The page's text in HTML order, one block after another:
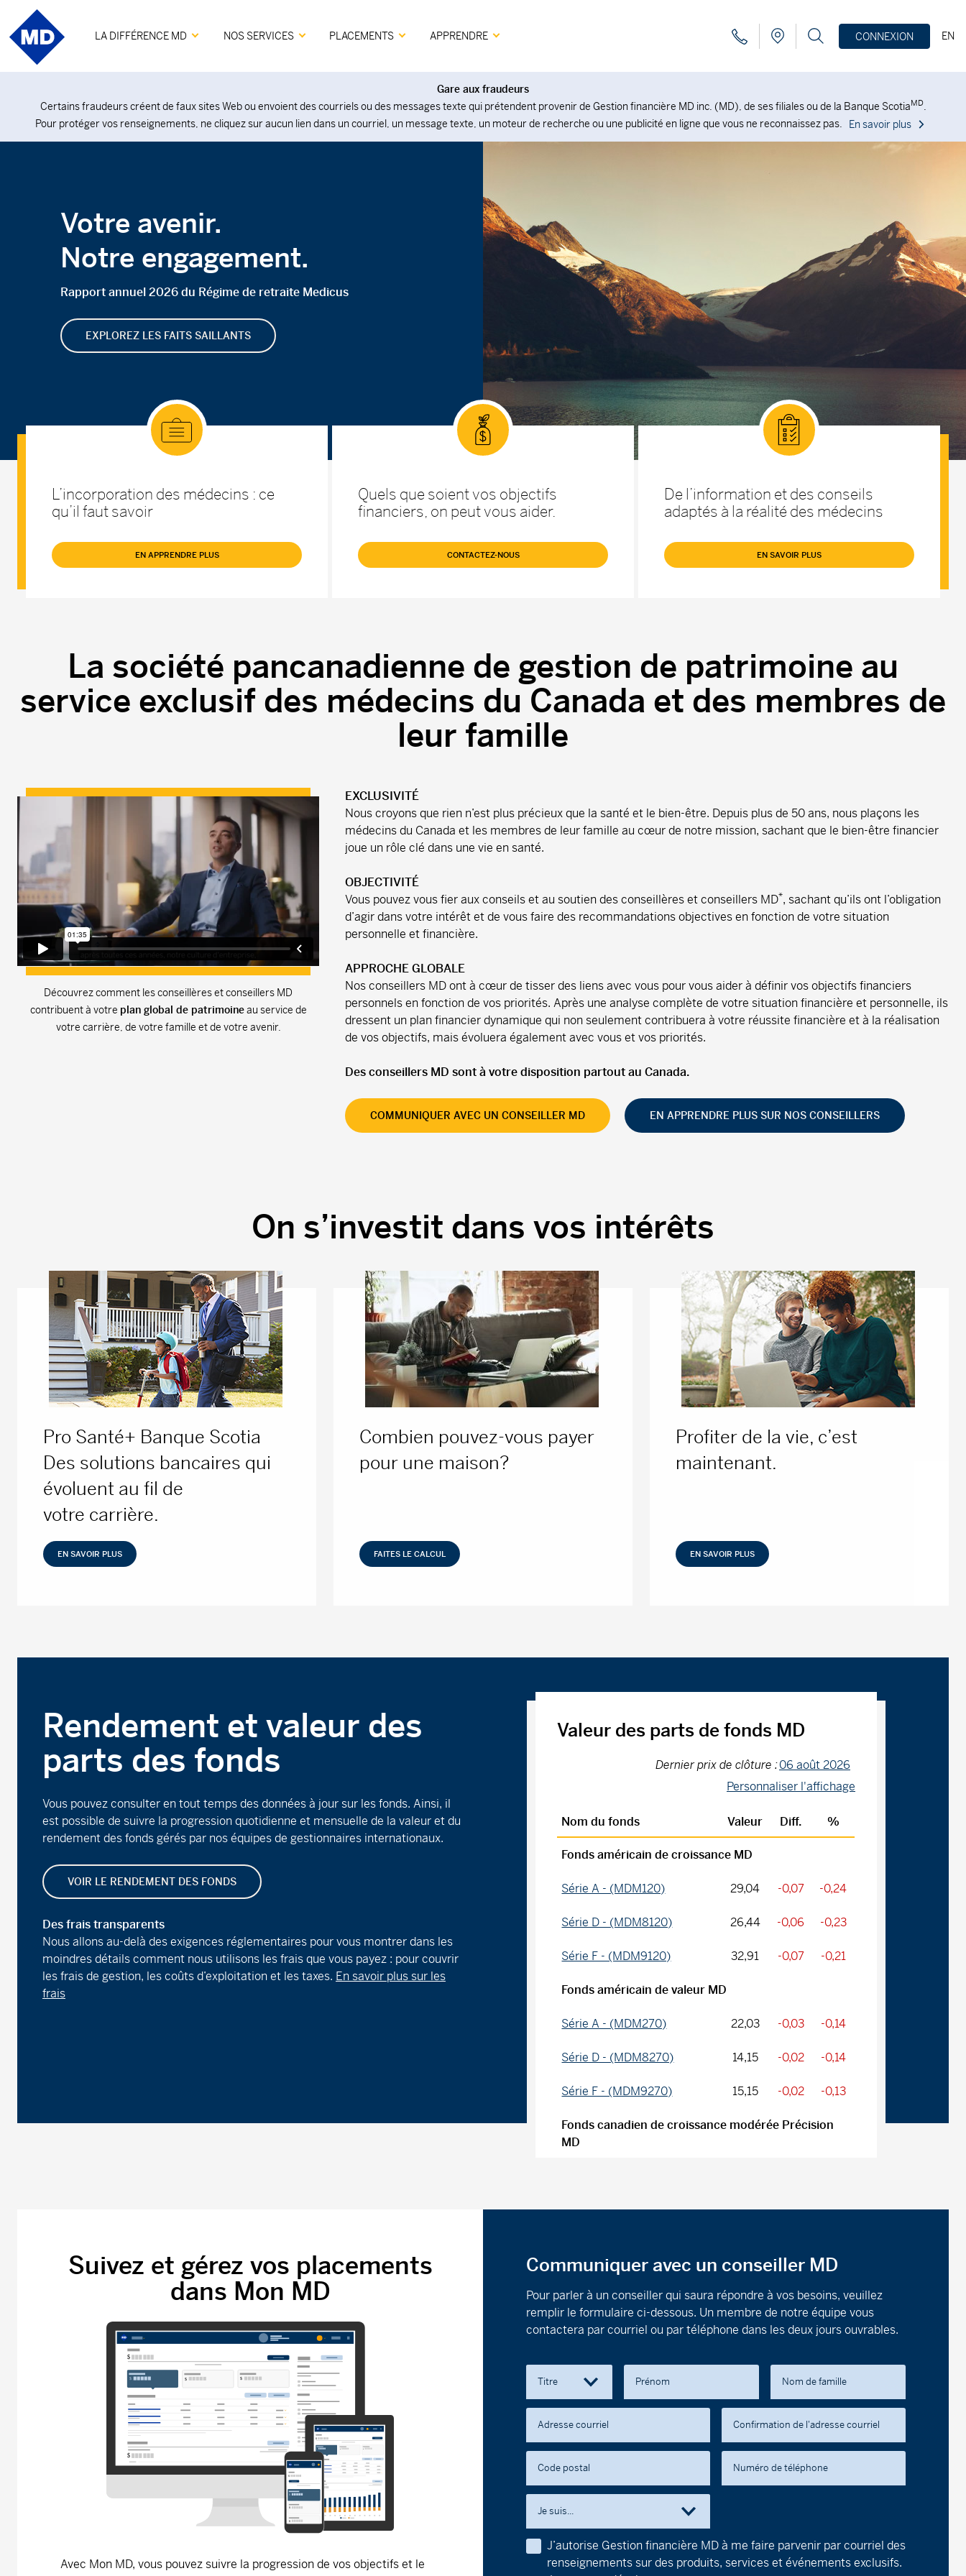
LA DIFFÉRENCE MD NOS SERVICES PLACEMENTS APPRENDRE CONNEXION EN
Gare aux fraudeurs
Certains fraudeurs créent de faux sites Web ou envoient des courriels ou des messages texte qui prétendent provenir de Gestion financière MD inc. (MD), de ses filiales ou de la Banque ScotiaMD.
Pour protéger vos renseignements, ne cliquez sur aucun lien dans un courriel, un message texte, un moteur de recherche ou une publicité en ligne que vous ne reconnaissez pas. En savoir plus
Votre avenir.
Notre engagement.
Rapport annuel 2026 du Régime de retraite Medicus
EXPLOREZ LES FAITS SAILLANTS
L’incorporation des médecins : ce
qu’il faut savoir
EN APPRENDRE PLUS
Quels que soient vos objectifs
financiers, on peut vous aider.
CONTACTEZ-NOUS
De l’information et des conseils
adaptés à la réalité des médecins
EN SAVOIR PLUS
La société pancanadienne de gestion de patrimoine au
service exclusif des médecins du Canada et des membres de
leur famille
Découvrez comment les conseillères et conseillers MD
contribuent à votre plan global de patrimoineau service de
votre carrière, de votre famille et de votre avenir.
EXCLUSIVITÉ
Nous croyons que rien n’est plus précieux que la santé et le bien-être. Depuis plus de 50 ans, nous plaçons les
médecins du Canada et les membres de leur famille au cœur de notre mission, sachant que le bien-être financier
joue un rôle clé dans une vie en santé.
OBJECTIVITÉ
Vous pouvez vous fier aux conseils et au soutien des conseillères et conseillers MD*, sachant qu’ils ont l’obligation
d’agir dans votre intérêt et de vous faire des recommandations objectives en fonction de votre situation
personnelle et financière.
APPROCHE GLOBALE
Nos conseillers MD ont à cœur de tisser des liens avec vous pour vous aider à définir vos objectifs financiers
personnels en fonction de vos priorités. Après une analyse complète de votre situation financière et personnelle, ils
dressent un plan financier dynamique qui non seulement contribuera à votre réussite financière et à la réalisation
de vos objectifs, mais évoluera également avec vous et vos priorités.
Des conseillers MD sont à votre disposition partout au Canada.
COMMUNIQUER AVEC UN CONSEILLER MD EN APPRENDRE PLUS SUR NOS CONSEILLERS
On s’investit dans vos intérêts
Pro Santé+ Banque Scotia
Des solutions bancaires qui
évoluent au fil de
votre carrière.
EN SAVOIR PLUS
Combien pouvez-vous payer
pour une maison?
FAITES LE CALCUL
Profiter de la vie, c’est
maintenant.
EN SAVOIR PLUS
Rendement et valeur des
parts des fonds
Vous pouvez consulter en tout temps des données à jour sur les fonds. Ainsi, il
est possible de suivre la progression quotidienne et mensuelle de la valeur et du
rendement des fonds gérés par nos équipes de gestionnaires internationaux.
VOIR LE RENDEMENT DES FONDS
Des frais transparents
Nous allons au-delà des exigences réglementaires pour vous montrer dans les
moindres détails comment nous utilisons les frais que vous payez : pour couvrir
les frais de gestion, les coûts d’exploitation et les taxes. En savoir plus sur les
frais
Valeur des parts de fonds MD
Dernier prix de clôture :06 août 2026
Personnaliser l'affichage
Nom du fonds Valeur Diff. %
Fonds américain de croissance MD
Série A - (MDM120) 29,04 -0,07 -0,24
Série D - (MDM8120) 26,44 -0,06 -0,23
Série F - (MDM9120) 32,91 -0,07 -0,21
Fonds américain de valeur MD
Série A - (MDM270) 22,03 -0,03 -0,14
Série D - (MDM8270) 14,15 -0,02 -0,14
Série F - (MDM9270) 15,15 -0,02 -0,13
Fonds canadien de croissance modérée Précision
MD
Série D - (MDM8040) 12,54 -0,03 -0,24
Fonds canadien équilibré de croissance Précision
MD
Série A - (MDM020) 40,02 -0,04 -0,10
Série D - (MDM8020) 14,46 -0,02 -0,14
Série F - (MDM9020) 13,77 -0,01 -0,07
Fonds collectif d’actions de marchés émergents
GPPMD
Série F - (MDP9600)
Fonds collectif indiciel d’actions américaines
GPPMD4
Suivez et gérez vos placements
dans Mon MD
Avec Mon MD, vous pouvez suivre la progression de vos objectifs et le
Communiquer avec un conseiller MD
Pour parler à un conseiller qui saura répondre à vos besoins, veuillez
remplir le formulaire ci-dessous. Un membre de notre équipe vous
contactera par courriel ou par téléphone dans les deux jours ouvrables.
Titre Prénom Nom de famille
Adresse courriel Confirmation de l'adresse courriel
Code postal Numéro de téléphone
Je suis...
J’autorise Gestion financière MD à me faire parvenir par courriel des
renseignements sur des produits, services et événements exclusifs.